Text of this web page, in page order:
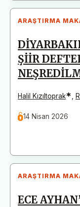
ARAŞTIRMA
ŞİİR
Halil Kızıltoprak*
14 Nisan 2026
ARAŞTIRMA
ECE